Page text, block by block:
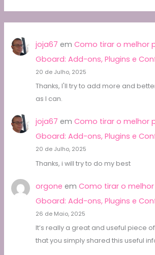
joja67 em Como tirar o melhor
Gboard: Add-ons, Plugins e
20 de Julho, 2025
Thanks, I'll try to add more and
as I can.
joja67 em Como tirar o melhor
Gboard: Add-ons, Plugins e
20 de Julho, 2025
Thanks, i will try to do my best
orgone em Como tirar o
Gboard: Add-ons, Plugins e
26 de Maio, 2025
It’s really a great and useful piece
that you simply shared this useful